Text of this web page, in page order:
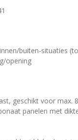
buiten-situaties
opening
geschikt voor max.
panelen met